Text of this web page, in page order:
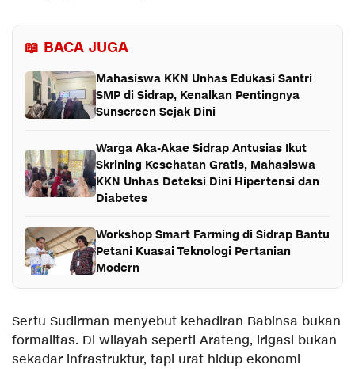
📖 BACA JUGA
Mahasiswa KKN Unhas Edukasi Santri
SMP di Sidrap, Kenalkan Pentingnya
Sunscreen Sejak Dini
Warga Aka-Akae Sidrap Antusias Ikut
Skrining Kesehatan Gratis, Mahasiswa
KKN Unhas Deteksi Dini Hipertensi dan
Diabetes
Workshop Smart Farming di Sidrap Bantu
Petani Kuasai Teknologi Pertanian
Modern
Sertu Sudirman menyebut kehadiran Babinsa bukan
formalitas. Di wilayah seperti Arateng, irigasi bukan
sekadar infrastruktur, tapi urat hidup ekonomi